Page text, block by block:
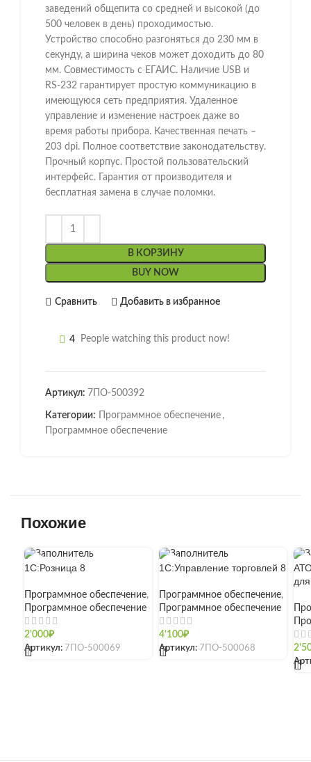
заведений общепита со средней и высокой (до
500 человек в день) проходимостью.
Устройство способно разгоняться до 230 мм в
секунду, а ширина чеков может доходить до 80
мм. Совместимость с ЕГАИС. Наличие USB и
RS-232 гарантирует простую коммуникацию в
имеющуюся сеть предприятия. Удаленное
управление и изменение настроек даже во
время работы прибора. Качественная печать –
203 dpi. Полное соответствие законодательству.
Прочный корпус. Простой пользовательский
интерфейс. Гарантия от производителя и
бесплатная замена в случае поломки.
В КОРЗИНУ
BUY NOW
Сравнить Добавить в избранное
4 People watching this product now!
Артикул: 7ПО-500392
Категории: Программное обеспечение ,
Программное обеспечение
Похожие
1С:Розница 8
Программное обеспечение,
Программное обеспечение
2'000₽
Артикул: 7ПО-500069
[]
1С:Управление торговлей 8
Программное обеспечение,
Программное обеспечение
4'100₽
Артикул: 7ПО-500068
[]
[]